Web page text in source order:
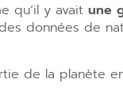
qu’il y avait une
données de
de la planète